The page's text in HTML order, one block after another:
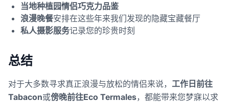
当地种植园情侣巧克力品鉴
浪漫晚餐安排在这些年来我们发现的隐藏宝藏餐厅
私人摄影服务记录您的珍贵时刻
总结
对于大多数寻求真正浪漫与放松的情侣来说， 工作日前往
Tabacon或傍晚前往Eco Termales，都能带来您梦寐以求